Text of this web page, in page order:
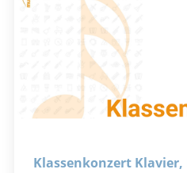
Klassenkonzert Klavier,